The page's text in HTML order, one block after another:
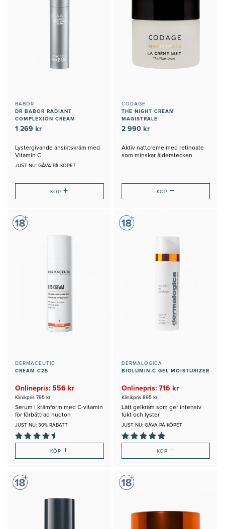
BABOR
DR BABOR RADIANT
COMPLEXION CREAM
1 269 kr
Lystergivande ansiktskräm med
Vitamin C
JUST NU: GÅVA PÅ KÖPET
KÖP+
CODAGE
THE NIGHT CREAM
MAGISTRALE
2 990 kr
Aktiv nattcreme med retinoate
som minskar ålderstecken
KÖP +
DERMACEUTIC
CREAM C25
Onlinepris: 556 kr
Klinikpris 795 kr
Serum i krämform med C-vitamin
för förbättrad hudton
JUST NU: 30% RABATT
KÖP+
DERMALOGICA
BIOLUMIN-C GEL MOISTURIZER
Onlinepris: 716 kr
Klinikpris 895 kr
Lätt gelkräm som ger intensiv
fukt och lyster
JUST NU: GÅVA PÅ KÖPET
KÖP +